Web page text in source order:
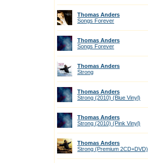
Thomas Anders
Songs Forever
Thomas Anders
Songs Forever
Thomas Anders
Strong
Thomas Anders
Strong (2010) (Blue Vinyl)
Thomas Anders
Strong (2010) (Pink Vinyl)
Thomas Anders
Strong (Premium 2CD+DVD)